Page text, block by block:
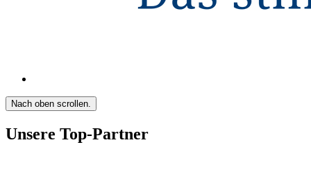
Nach oben scrollen.
Unsere Top-Partner